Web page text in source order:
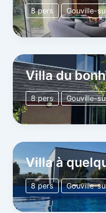
8 pers Gouville-
Villa du
8 pers Gouville-
Villa à
8 pers Gouville-